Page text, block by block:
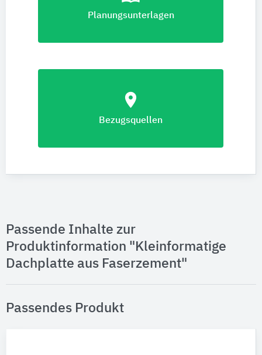
Planungsunterlagen
location_on
Bezugsquellen
Passende Inhalte zur
Produktinformation "Kleinformatige
Dachplatte aus Faserzement"
Passendes Produkt